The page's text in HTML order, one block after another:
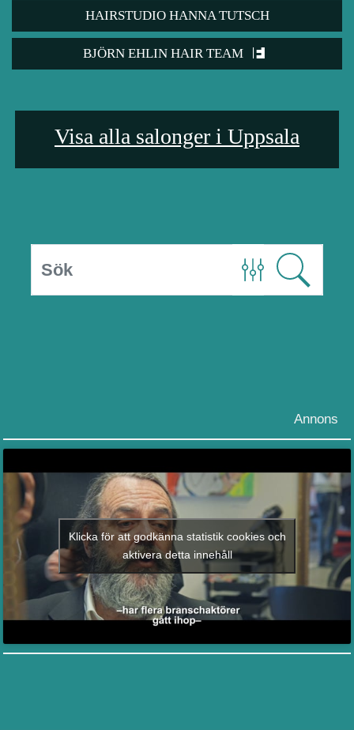
HAIRSTUDIO HANNA TUTSCH
BJÖRN EHLIN HAIR TEAM
Visa alla salonger i Uppsala
Annons
Klicka för att godkänna statistik cookies och
aktivera detta innehåll